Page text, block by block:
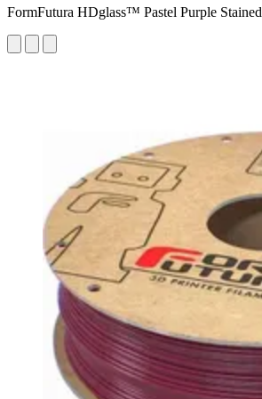
FormFutura HDglass™ Pastel Purple Stained